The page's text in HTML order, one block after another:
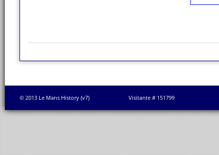
© 2013 Le Mans History (v7) Visitante # 151799